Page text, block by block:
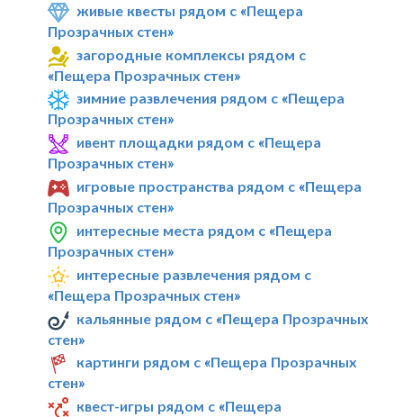
живые квесты рядом с «Пещера
Прозрачных стен»
загородные комплексы рядом с
«Пещера Прозрачных стен»
зимние развлечения рядом с «Пещера
Прозрачных стен»
ивент площадки рядом с «Пещера
Прозрачных стен»
игровые пространства рядом с «Пещера
Прозрачных стен»
интересные места рядом с «Пещера
Прозрачных стен»
интересные развлечения рядом с
«Пещера Прозрачных стен»
кальянные рядом с «Пещера Прозрачных
стен»
картинги рядом с «Пещера Прозрачных
стен»
квест-игры рядом с «Пещера